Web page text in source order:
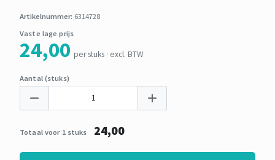
Artikelnummer: 6314728
Vaste lage prijs
24,00 per stuks · excl. BTW
Aantal (stuks)
Totaal voor 1 stuks 24,00